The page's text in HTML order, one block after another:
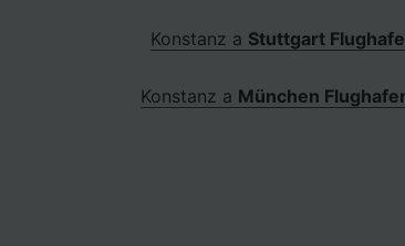
Konstanz a Stuttgart
Konstanz a München